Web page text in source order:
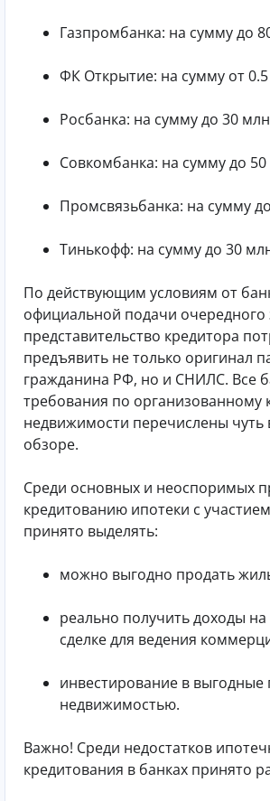
Газпромбанка: на сумму до
ФК Открытие: на сумму от
Росбанка: на сумму до 30
Совкомбанка: на сумму до
Промсвязьбанка: на сумму
Тинькофф: на сумму до 30
По действующим условиям от
официальной подачи очередного
представительство кредитора
предъявить не только оригинал
гражданина РФ, но и СНИЛС. Все
требования по организованному
недвижимости перечислены
обзоре.
Среди основных и неоспоримых
кредитованию ипотеки с
принято выделять:
можно выгодно продать
реально получить доходы
сделке для ведения
инвестирование в выгодные
недвижимостью.
Важно! Среди недостатков
кредитования в банках принято